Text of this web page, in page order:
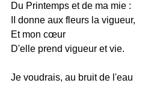
Du Printemps et de ma mie :
II donne aux fleurs la vigueur,
Et mon cœur
D'elle prend vigueur et vie.
Je voudrais, au bruit de l'eau